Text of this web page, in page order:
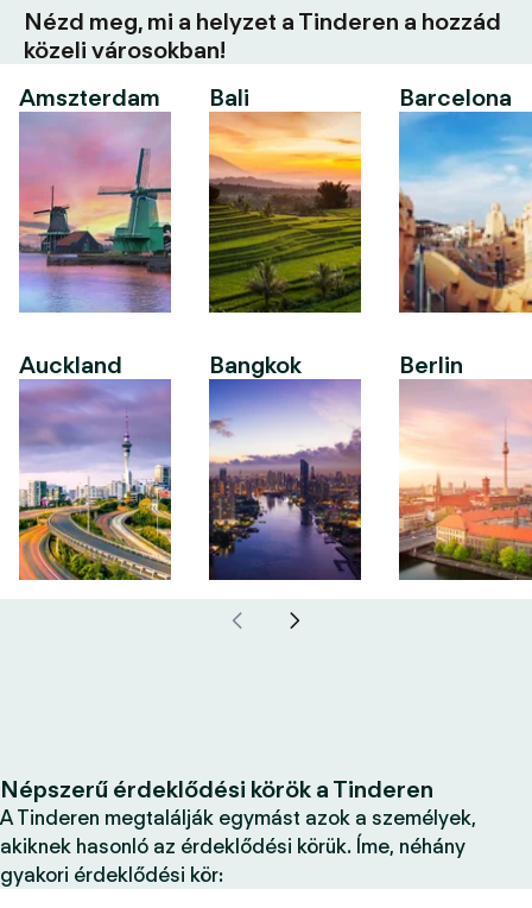
Nézd meg, mi a helyzet a Tinderen a hozzád
közeli városokban!
Amszterdam
Auckland
Bali
Bangkok
Barcelona
Berlin
Népszerű érdeklődési körök a Tinderen
A Tinderen megtalálják egymást azok a személyek,
akiknek hasonló az érdeklődési körük. Íme, néhány
gyakori érdeklődési kör: